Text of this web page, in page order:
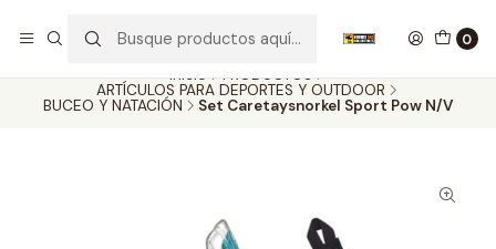
0
Inicio
PRODUCTOS
ARTÍCULOS PARA DEPORTES Y OUTDOOR
BUCEO Y NATACIÓN
Set Caretaysnorkel Sport Pow N/V